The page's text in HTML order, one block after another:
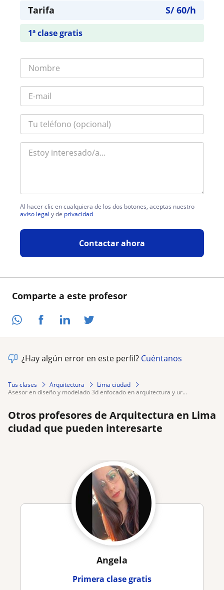
Comparte a este profesor
Tarifa S/60/h
1ª clase gratis
Al hacer clic en cualquiera de los dos botones, aceptas nuestro
aviso legal y de privacidad
Contactar ahora
¿Hay algún error en este perfil? Cuéntanos
Tus clases Arquitectura
Lima ciudad
asesor en diseño y modelado 3d enfocado en arquitectura y ur...
Otros profesores de Arquitectura en Lima
ciudad que pueden interesarte
Angela
Primera clase gratis